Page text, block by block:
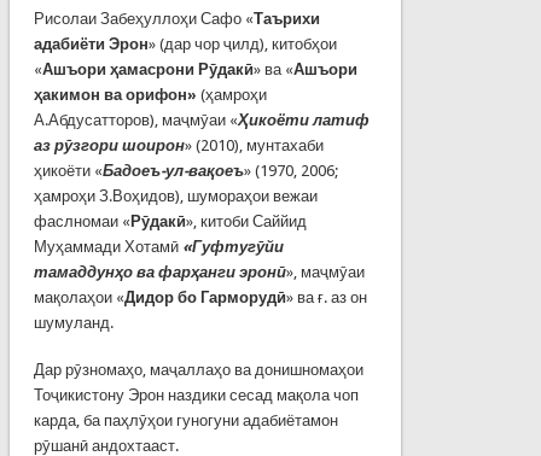
Рисолаи Забеҳуллоҳи Сафо «Таърихи
адабиёти Эрон» (дар чор ҷилд), китобҳои
«Ашъори ҳамасрони Рӯдакӣ» ва «Ашъори
ҳакимон ва орифон» (ҳамроҳи
А.Абдусатторов), маҷмӯаи «Ҳикоёти латиф
аз рӯзгори шоирон» (2010), мунтахаби
ҳикоёти «Бадоеъ-ул-вақоеъ» (1970, 2006;
ҳамроҳи З.Воҳидов), шумораҳои вежаи
фаслномаи «Рӯдакӣ», китоби Саййид
Муҳаммади Хотамӣ «Гуфтугӯйи
тамаддунҳо ва фарҳанги эронӣ», маҷмӯаи
мақолаҳои «Дидор бо Гарморудӣ» ва ғ. аз он
шумуланд.
Дар рӯзномаҳо, маҷаллаҳо ва донишномаҳои
Тоҷикистону Эрон наздики сесад мақола чоп
карда, ба паҳлӯҳои гуногуни адабиётамон
рӯшанӣ андохтааст.